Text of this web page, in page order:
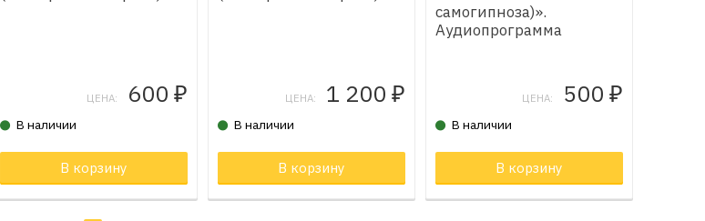
Товар в корзине
ЦЕНА: 600 ₽
В наличии
В корзину Товар в корзине
ЦЕНА: 1 200 ₽
В наличии
В корзину Товар в корзине
самогипноза)».
Аудиопрограмма
ЦЕНА: 500 ₽
В наличии
В корзину